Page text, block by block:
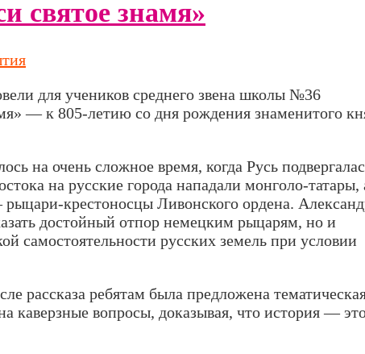
святое знамя»
для учеников среднего звена школы №36
— к 805-летию со дня рождения знаменитого
на очень сложное время, когда Русь
на русские города нападали монголо-татары,
крестоносцы Ливонского ордена.
достойный отпор немецким рыцарям, но и
самостоятельности русских земель при условии
рассказа ребятам была предложена
каверзные вопросы, доказывая, что история —